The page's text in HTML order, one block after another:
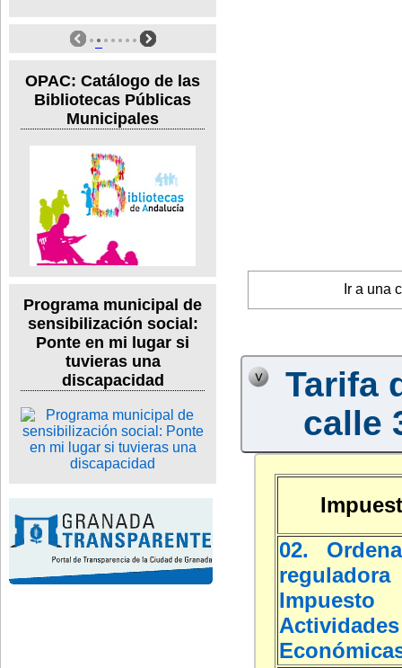
OPAC: Catálogo de las
Bibliotecas Públicas
Municipales
Programa municipal de
sensibilización social:
Ponte en mi lugar si
tuvieras una
discapacidad
Ir a una
Tarifa
calle
02.
Actividades